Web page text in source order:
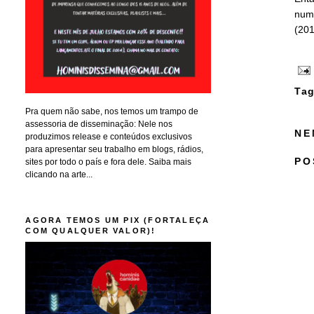
Pra quem não sabe, nos temos um trampo de
assessoria de disseminação: Nele nos
produzimos release e conteúdos exclusivos
para apresentar seu trabalho em blogs, rádios,
sites por todo o país e fora dele. Saiba mais
clicando na arte...
AGORA TEMOS UM PIX (FORTALEÇA
COM QUALQUER VALOR)!